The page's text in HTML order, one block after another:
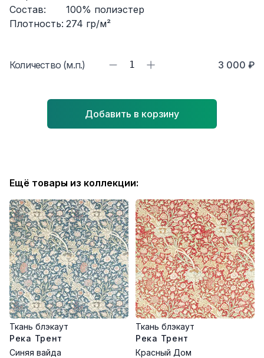
Состав:
100% полиэстер
Плотность: 274 гр/м²
Количество (м.п.) 1 3 000 ₽
Добавить в корзину
Ещё товары из коллекции:
Ткань блэкаут
Река Трент
Синяя вайда
Ткань блэкаут
Река Трент
Красный Дом